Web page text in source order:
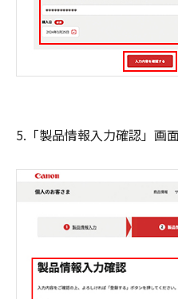
5.「製品情報入力確認」画